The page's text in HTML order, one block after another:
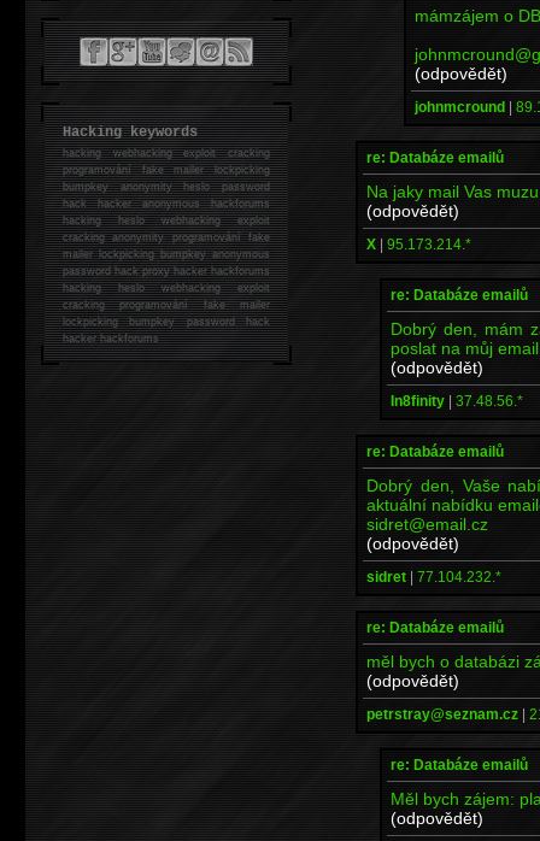
mámzájem o
(odpovědět)
johnmcround |
re: Databáze emailů
Na jaky mail Vas
(odpovědět)
X | 95.173.214.*
re: Databáze emailů
Dobrý den, mám
poslat na můj
(odpovědět)
In8finity | 37.48.56.*
re: Databáze emailů
Dobrý den, Vaše
aktuální nabídku
sidret@email.cz
(odpovědět)
sidret | 77.104.232.*
re: Databáze emailů
měl bych o databázi
(odpovědět)
petrstray@seznam.cz |
re: Databáze emailů
Měl bych zájem:
(odpovědět)
Hacking keywords
hackingwebhacking exploit cracking
programování fake mailer lockpicking
bumpkey anonymity heslo password
hackhacker anonymous hackforums
hackingheslo webhacking exploit
cracking anonymity programování fake
mailer lockpicking bumpkey anonymous
password hack proxy hacker hackforums
hacking heslo webhacking exploit
cracking programování fake mailer
lockpicking bumpkey password hack
hackerhackforums